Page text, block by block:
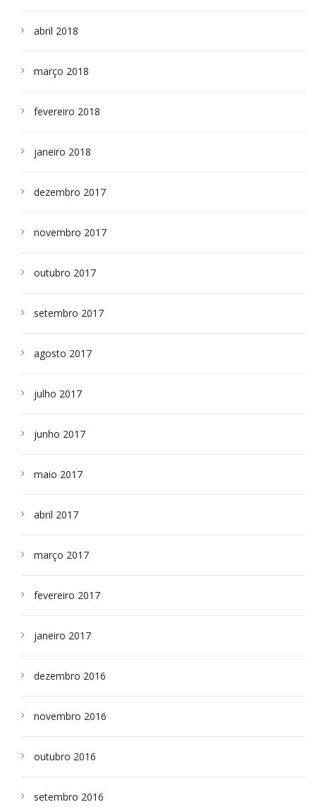
abril 2018
março 2018
fevereiro 2018
janeiro 2018
dezembro 2017
novembro 2017
outubro 2017
setembro 2017
agosto 2017
julho 2017
junho 2017
maio 2017
abril 2017
março 2017
fevereiro 2017
janeiro 2017
dezembro 2016
novembro 2016
outubro 2016
setembro 2016